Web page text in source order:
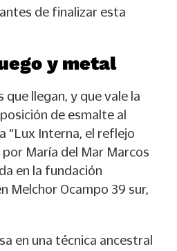
de finalizar esta
y metal
llegan, y que vale la
de esmalte al
“Lux Interna, el reflejo
María del Mar Marcos
en la fundación
Melchor Ocampo 39 sur,
en una técnica ancestral